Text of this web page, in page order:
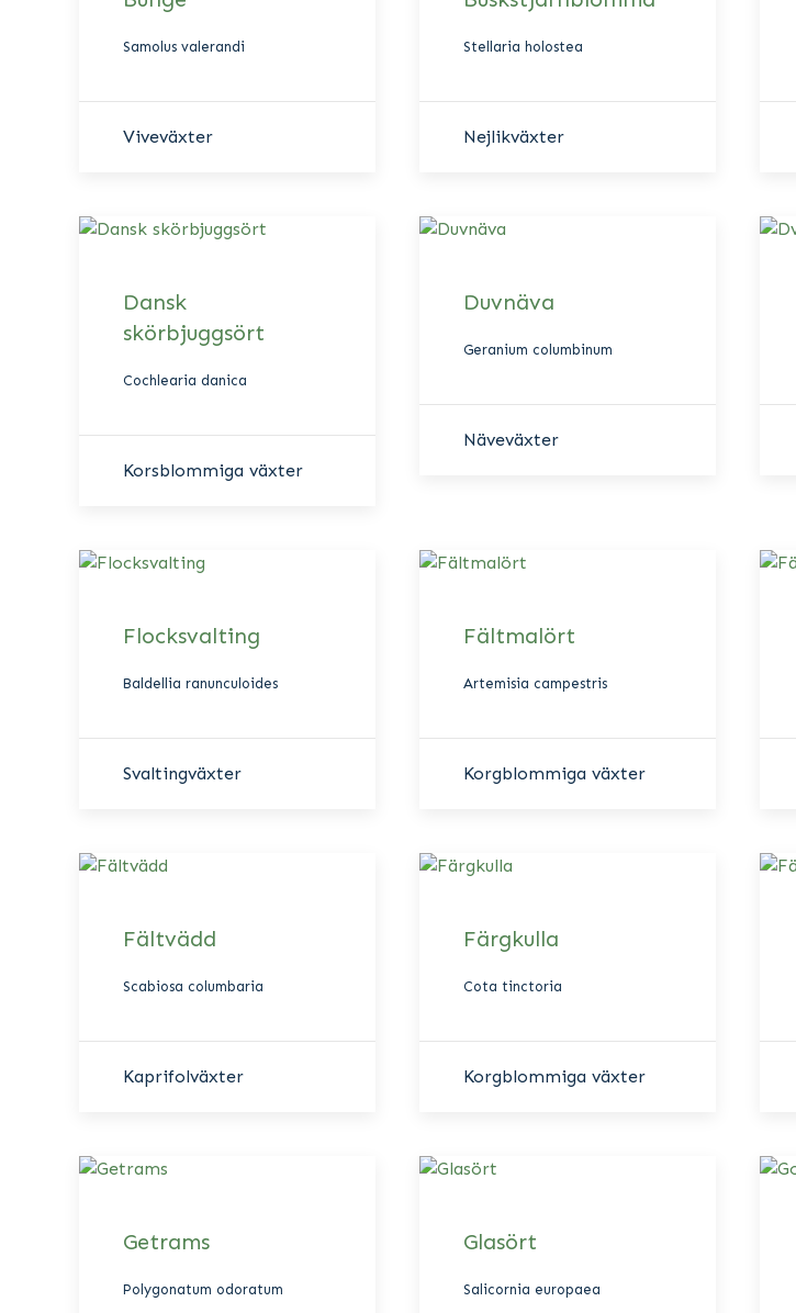
Samolus valerandi
Viveväxter
Stellaria holostea
Nejlikväxter
Dansk
skörbjuggsört
Cochlearia danica
Korsblommiga växter
Duvnäva
Geranium columbinum
Näveväxter
Flocksvalting
Baldellia ranunculoides
Svaltingväxter
Fältmalört
Artemisia campestris
Korgblommiga växter
Fältvädd
Scabiosa columbaria
Kaprifolväxter
Färgkulla
Cota tinctoria
Korgblommiga växter
Getrams
Polygonatum odoratum
Glasört
Salicornia europaea